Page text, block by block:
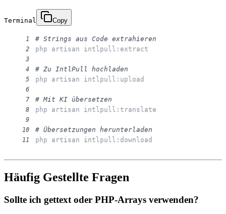
Terminal Copy
1 # Strings aus Code extrahieren
2
3
4
# Zu IntlPull hochladen
5
6
7
# Mit KI übersetzen
8
9
10
# Übersetzungen herunterladen
11 php artisan intlpull:download
Häufig Gestellte Fragen
Sollte ich gettext oder PHP-Arrays verwenden?